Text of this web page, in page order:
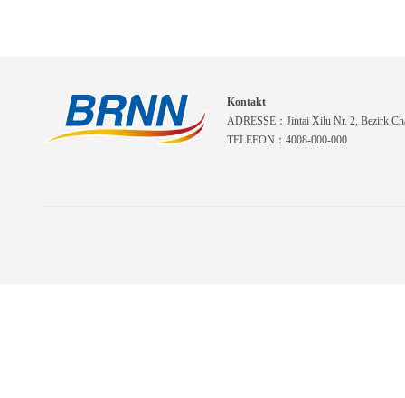
Kontakt
ADRESSE：Jintai Xilu Nr. 2, Bezirk
TELEFON：4008-000-000